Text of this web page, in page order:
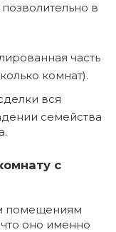
в
часть
комнат).
вся
семейства
с
помещениям
что оно именно